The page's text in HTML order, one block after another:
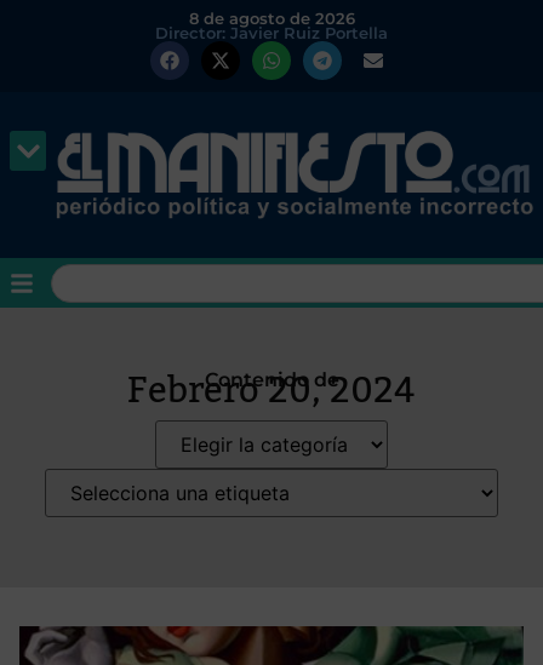
8 de agosto de 2026
Director: Javier Ruiz Portella
Contenido de
Febrero 20, 2024